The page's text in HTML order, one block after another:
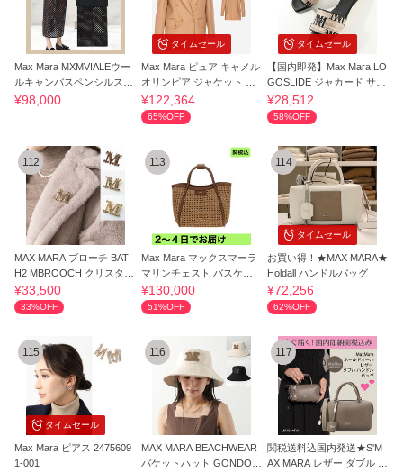
Max Mara MXMVIALEウー
ルキャンバスペンシルスカ
ート
¥98,000
タイムセール
Max Mara ピュア キャメル
オリンピア ジャケット OLI
MPIA *SALE
¥122,364
65%OFF
タイムセール
【国内即発】Max Mara LO
GOSLIDE ジャカード サン
ダル
¥28,512
58%OFF
112
MAX MARA ブローチ BAT
H2 MBROOCH クリスタル
ロゴ
¥33,500
33%OFF
113
Max Mara マックスマーラ
マリンチェスト バスケッ
ト
¥130,000
51%OFF
タイムセール
114
お買い得！★MAX MARA★
Holdall ハンドルバッグ
¥72,256
62%OFF
タイムセール
115
Max Mara ピアス 2475609
1-001
116
MAX MARA BEACHWEAR
バケットハット GONDOL
117
関税送料込国内発送★S'M
AX MARA レザー ダブル ハ